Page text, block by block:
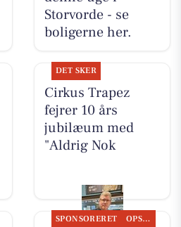
Storvorde - se
boligerne her.
DET SKER
Cirkus Trapez
fejrer 10 års
jubilæum med
"Aldrig Nok
SPONSORERET OPSLAGSTAVLEN